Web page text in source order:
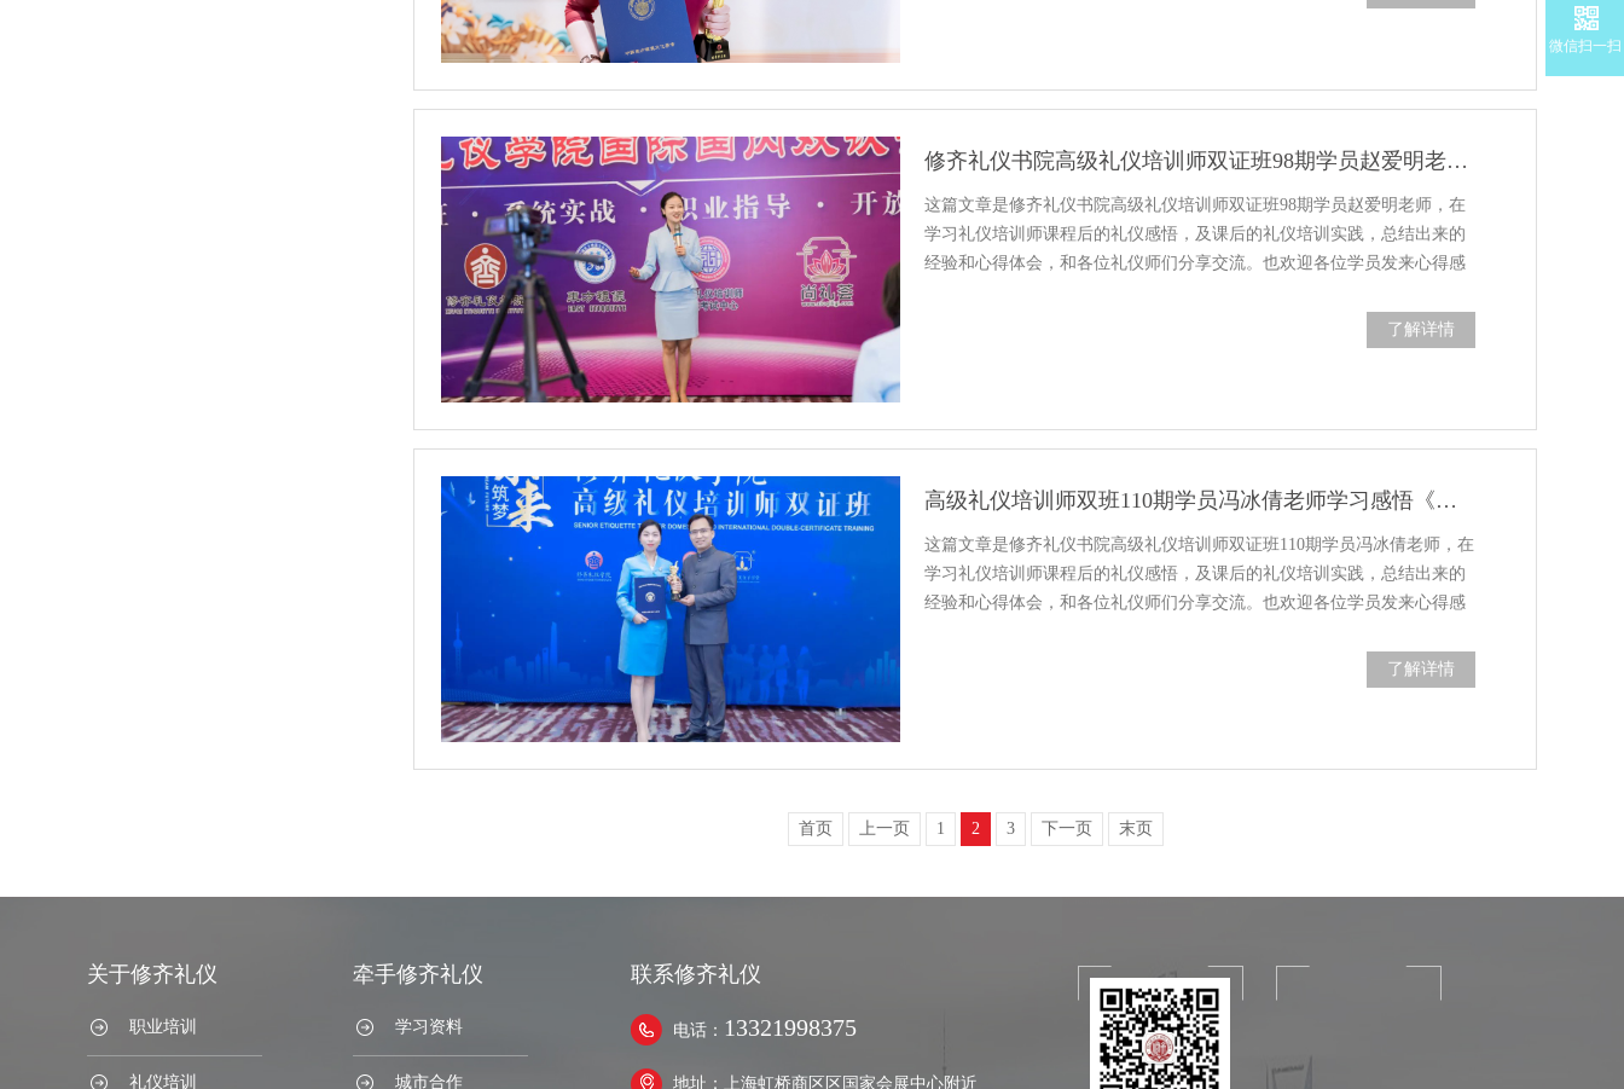
修齐礼仪书院高级礼仪培训师双证班98期学员赵爱明老师学习感悟分享
这篇文章是修齐礼仪书院高级礼仪培训师双证班98期学员赵爱明老师，在
学习礼仪培训师课程后的礼仪感悟，及课后的礼仪培训实践，总结出来的
经验和心得体会，和各位礼仪师们分享交流。也欢迎各位学员发来心得感
了解详情
高级礼仪培训师双班110期学员冯冰倩老师学习感悟《心灵上的碰撞》
这篇文章是修齐礼仪书院高级礼仪培训师双证班110期学员冯冰倩老师，在
学习礼仪培训师课程后的礼仪感悟，及课后的礼仪培训实践，总结出来的
经验和心得体会，和各位礼仪师们分享交流。也欢迎各位学员发来心得感
了解详情
首页 上一页 1 2 3 下一页 末页
关于修齐礼仪
职业培训
礼仪培训
牵手修齐礼仪
学习资料
城市合作
联系修齐礼仪
电话： 13321998375
地址：上海虹桥商区区国家会展中心附近
微信扫一扫